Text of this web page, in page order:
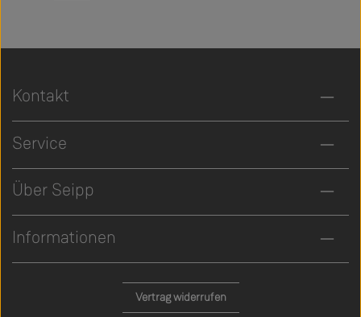
Kontakt
Service
Über Seipp
Informationen
Vertrag widerrufen